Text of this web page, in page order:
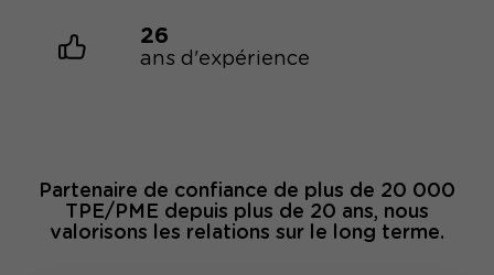
26
ans d'expérience
Partenaire de confiance de plus de 20 000
TPE/PME depuis plus de 20 ans, nous
valorisons les relations sur le long terme.